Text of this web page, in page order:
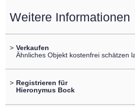
Weitere Informationen
> Verkaufen
Ähnliches Objekt kostenfrei schätzen
> Registrieren für
Hieronymus Bock